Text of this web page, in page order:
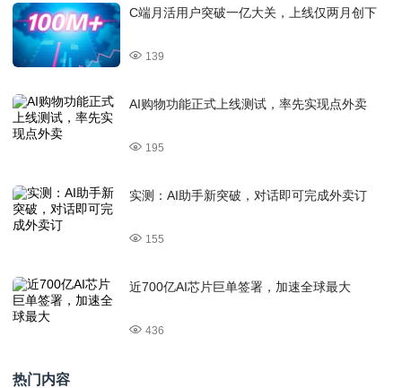
C端月活用户突破一亿大关，上线仅两月创下
139
AI购物功能正式上线测试，率先实现点外卖
195
实测：AI助手新突破，对话即可完成外卖订
155
近700亿AI芯片巨单签署，加速全球最大
436
热门内容